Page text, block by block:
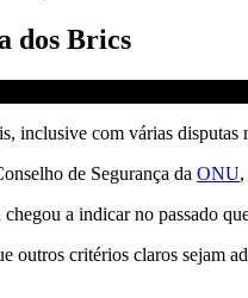
dos Brics
inclusive com várias disputas
de Segurança da ONU
a indicar no passado
critérios claros sejam